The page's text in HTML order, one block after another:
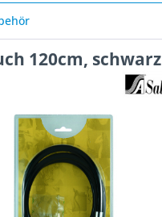
120cm, schwarz